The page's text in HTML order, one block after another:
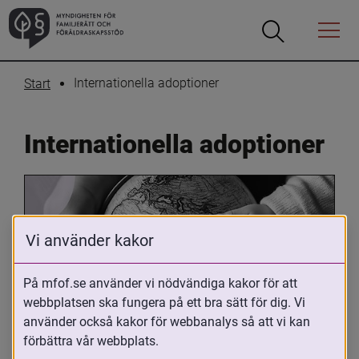
Öppna
Öppna
Menyn
Start Internationella adoptioner
Internationella adoptioner
Oavsett om du är adopterad,
adoptivförälder eller arbetar med
Vi använder kakor
På mfof.se använder vi nödvändiga kakor för att
webbplatsen ska fungera på ett bra sätt för dig. Vi
använder också kakor för webbanalys så att vi kan
förbättra vår webbplats.